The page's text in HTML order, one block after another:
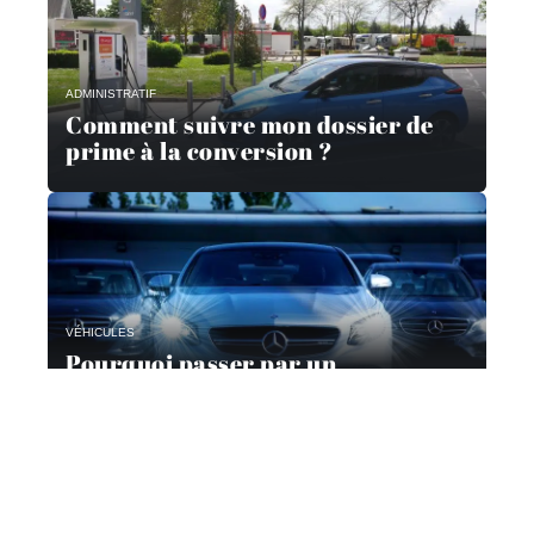
ADMINISTRATIF
Comment suivre mon dossier de
prime à la conversion ?
VÉHICULES
Pourquoi passer par un